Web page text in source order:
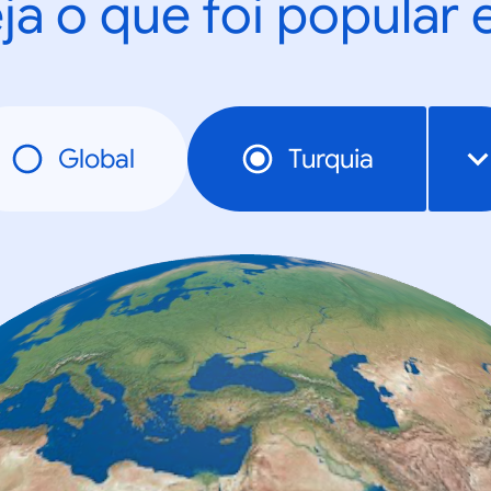
o que foi popular
Global Turquia